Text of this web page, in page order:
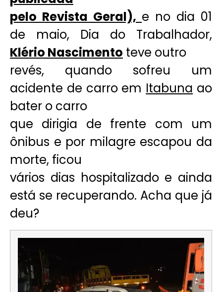
pelo Revista Geral), e no dia 01
de maio, Dia do Trabalhador,
Klério Nascimento teve outro
revés, quando sofreu um
acidente de carro em Itabuna ao
bater o carro
que dirigia de frente com um
ônibus e por milagre escapou da
morte, ficou
vários dias hospitalizado e ainda
está se recuperando. Acha que já
deu?